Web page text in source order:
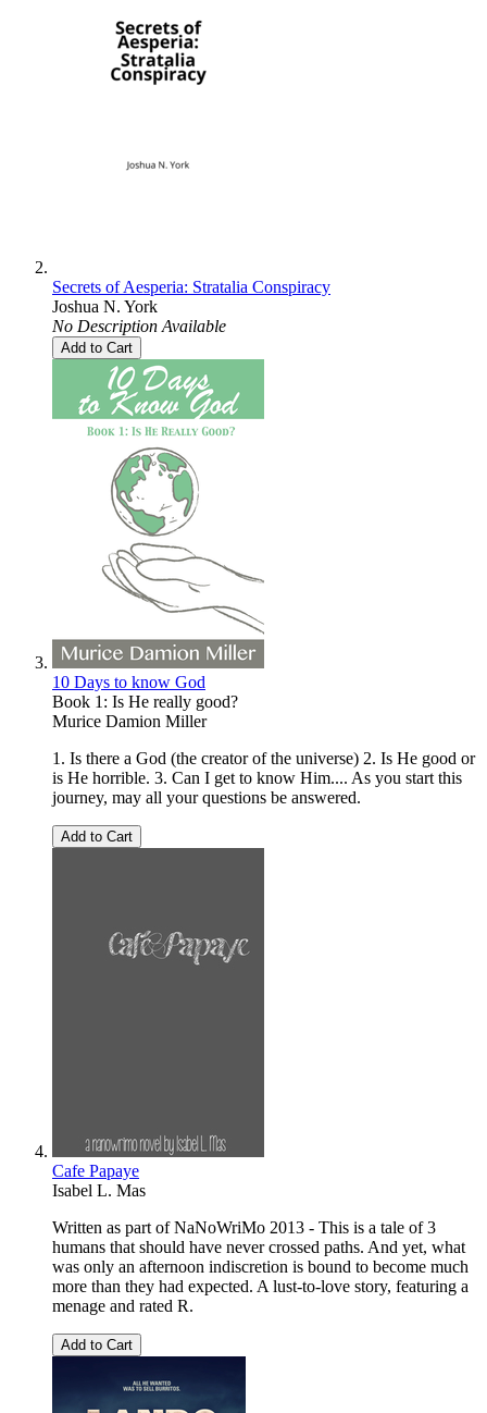
Secrets of Aesperia: Stratalia Conspiracy
Joshua N. York
No Description Available
Add to Cart
10 Days to know God
Book 1: Is He really good?
Murice Damion Miller
1. Is there a God (the creator of the universe) 2. Is He good or
is He horrible. 3. Can I get to know Him.... As you start this
journey, may all your questions be answered.
Add to Cart
Cafe Papaye
Isabel L. Mas
Written as part of NaNoWriMo 2013 - This is a tale of 3
humans that should have never crossed paths. And yet, what
was only an afternoon indiscretion is bound to become much
more than they had expected. A lust-to-love story, featuring a
menage and rated R.
Add to Cart